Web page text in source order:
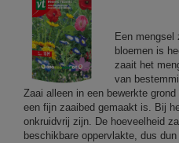
Een mengsel
bloemen is
zaait het
van
Zaai alleen in een bewerkte
een fijn zaaibed gemaakt is. Bij
onkruidvrij zijn. De hoeveelheid
beschikbare oppervlakte, dus